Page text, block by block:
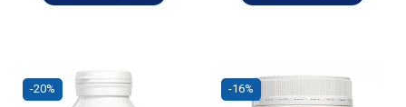
-20% -16%